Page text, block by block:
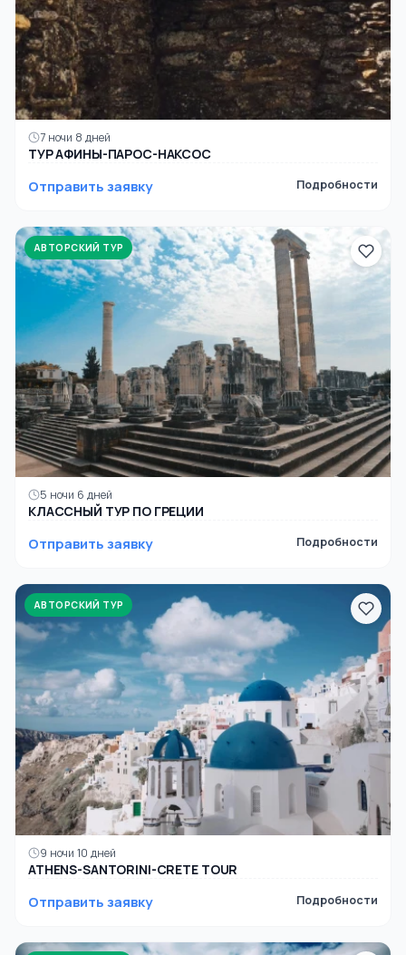
7 ночи 8 дней
ТУР АФИНЫ-ПАРОС-НАКСОС
Отправить заявку Подробности
АВТОРСКИЙ ТУР
5 ночи 6 дней
КЛАССНЫЙ ТУР ПО ГРЕЦИИ
Отправить заявку Подробности
АВТОРСКИЙ ТУР
9 ночи 10 дней
ATHENS-SANTORINI-CRETE TOUR
Отправить заявку Подробности